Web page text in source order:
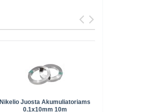
Nikelio Juosta Akumuliatoriams
0.1x10mm 10m